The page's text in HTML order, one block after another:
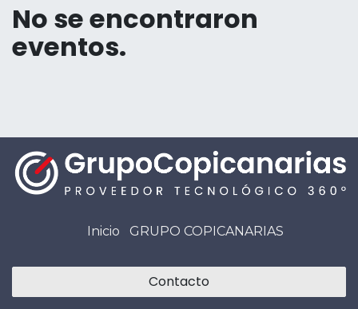
No se encontraron
eventos.
Inicio GRUPO COPICANARIAS
Contacto